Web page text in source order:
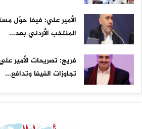
الأمير علي: فيفا حوّل
المنتخب الأردني بعد...
فريج: تصريحات الأمير
تجاوزات الفيفا وتدافع...